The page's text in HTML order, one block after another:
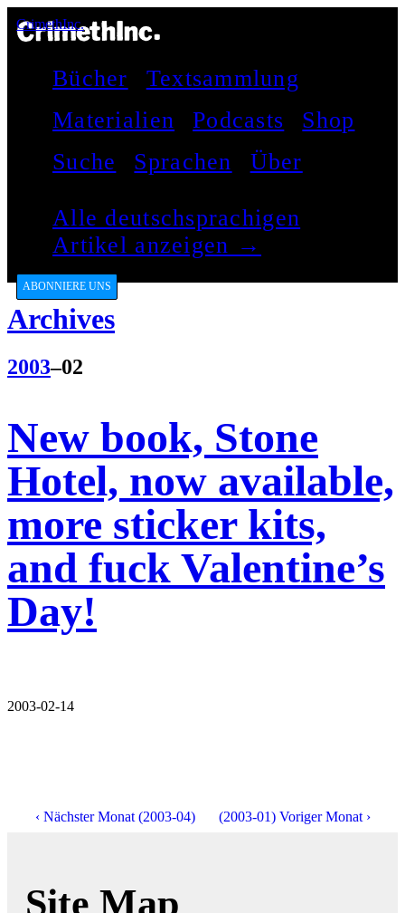
CrimethInc.
Bücher
Textsammlung
Materialien
Podcasts
Shop
Suche
Sprachen Über
Alle deutschsprachigen
Artikel anzeigen →
ABONNIERE UNS
Archives
2003–02
New book, Stone
Hotel, now available,
more sticker kits,
and fuck Valentine’s
Day!
2003-02-14
‹ Nächster Monat (2003-04) (2003-01) Voriger Monat ›
Site Map